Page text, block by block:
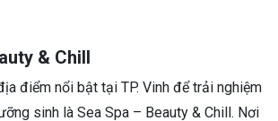
& Chill
điểm nổi bật tại TP. Vinh để trải nghiệm
sinh là Sea Spa – Beauty & Chill. Nơi